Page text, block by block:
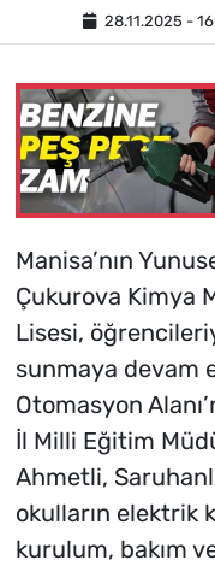
28.11.2025 -
Manisa’nın
Çukurova Kimya
Lisesi,
sunmaya devam
Otomasyon
İl Milli Eğitim
Ahmetli,
okulların elektrik
kurulum, bakım